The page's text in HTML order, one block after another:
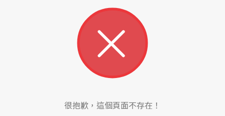
很抱歉，這個頁面不存在！